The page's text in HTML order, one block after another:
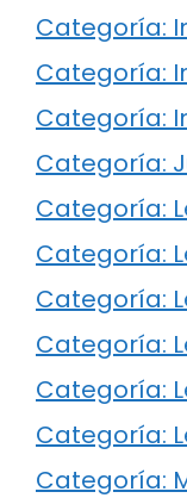
Categoría:
Categoría:
Categoría:
Categoría:
Categoría:
Categoría:
Categoría:
Categoría:
Categoría:
Categoría:
Categoría: